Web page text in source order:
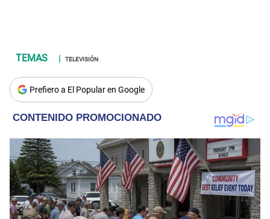
TELEVISIÓN
Prefiero a El Popular en Google